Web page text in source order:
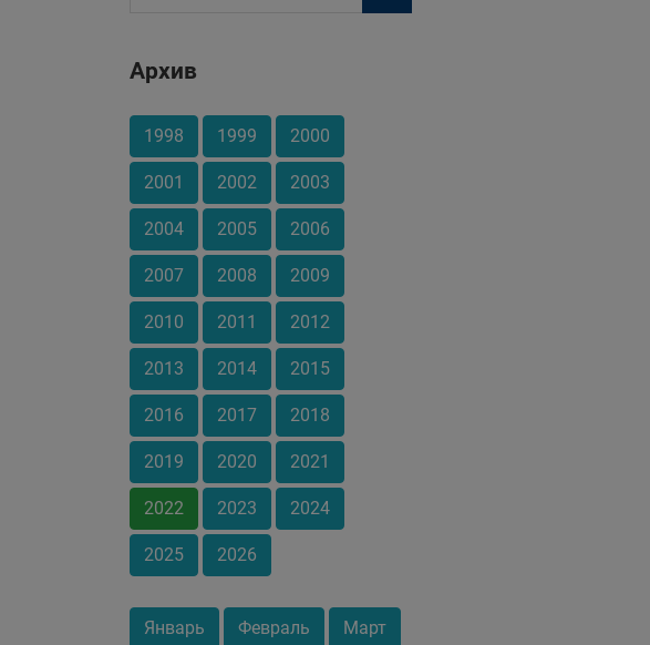
Архив
1998 1999 2000
2001 2002 2003
2004 2005 2006
2007 2008 2009
2010 2011 2012
2013 2014 2015
2016 2017 2018
2019 2020 2021
2022 2023 2024
2025 2026
Январь Февраль Март